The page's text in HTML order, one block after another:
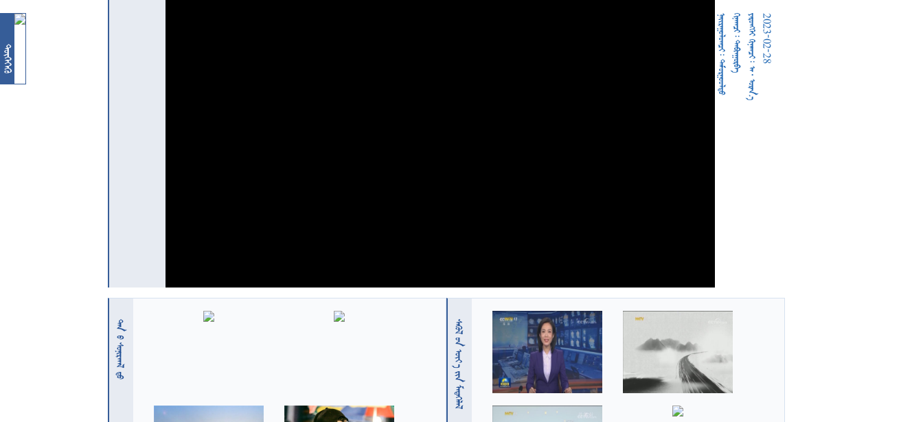
          2023-02-28
    